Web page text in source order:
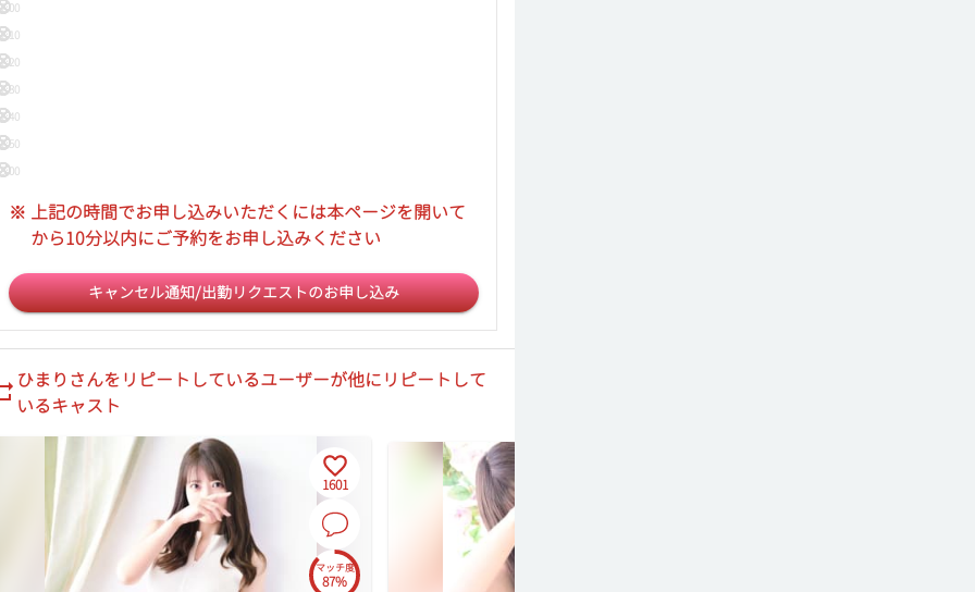
13:40
13:50
※ 上記の時間でお申し込みいただくには本ページを開いて
から10分以内にご予約をお申し込みください
キャンセル通知/出勤リクエストのお申し込み
ひまり さんをリピートしているユーザーが他にリピートして
いるキャスト
1601
マッチ度
87%